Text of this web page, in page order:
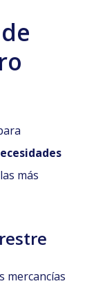
más
mercancías